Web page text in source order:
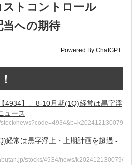
ストコントロール
当への期待
Powered By ChatGPT
4934】、8-10月期(1Q)経常は黒字浮
ュース
news?code=4934&b=k202412130079
経常は黒字浮上・上期計画を超過 -
stocks/4934/news/k202412130079/